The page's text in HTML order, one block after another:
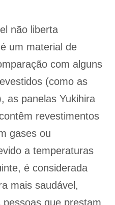
não liberta
um material de
com alguns
(como as
as panelas Yukihira
revestimentos
gases ou
a temperaturas
é considerada
mais saudável,
que prestam